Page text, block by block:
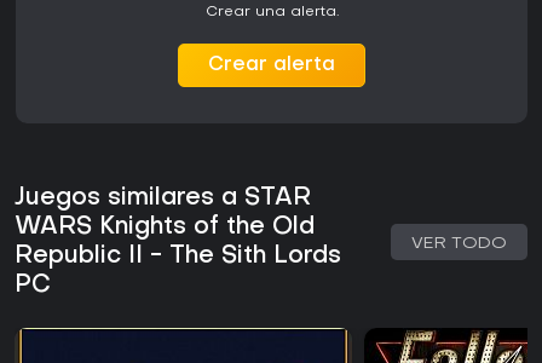
Crear una alerta.
Crear alerta
Juegos similares a STAR
WARS Knights of the Old
Republic II - The Sith Lords
PC
VER TODO